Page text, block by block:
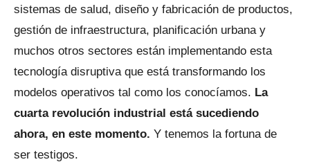
sistemas de salud, diseño y fabricación de productos,
gestión de infraestructura, planificación urbana y
muchos otros sectores están implementando esta
tecnología disruptiva que está transformando los
modelos operativos tal como los conocíamos. La
cuarta revolución industrial está sucediendo
ahora, en este momento. Y tenemos la fortuna de
ser testigos.